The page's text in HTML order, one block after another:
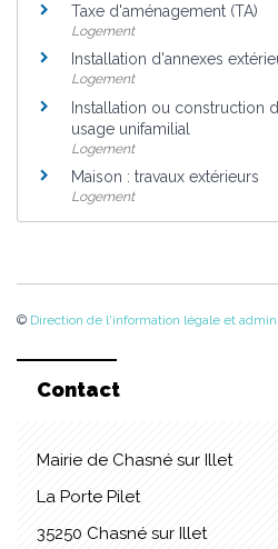
Taxe d'aménagement (TA)
Logement
Installation d'annexes
Logement
Installation ou construction
usage unifamilial
Logement
Maison : travaux extérieurs
Logement
© Direction de l'information légale et
Contact
Mairie de Chasné sur Illet
La Porte Pilet
35250 Chasné sur Illet